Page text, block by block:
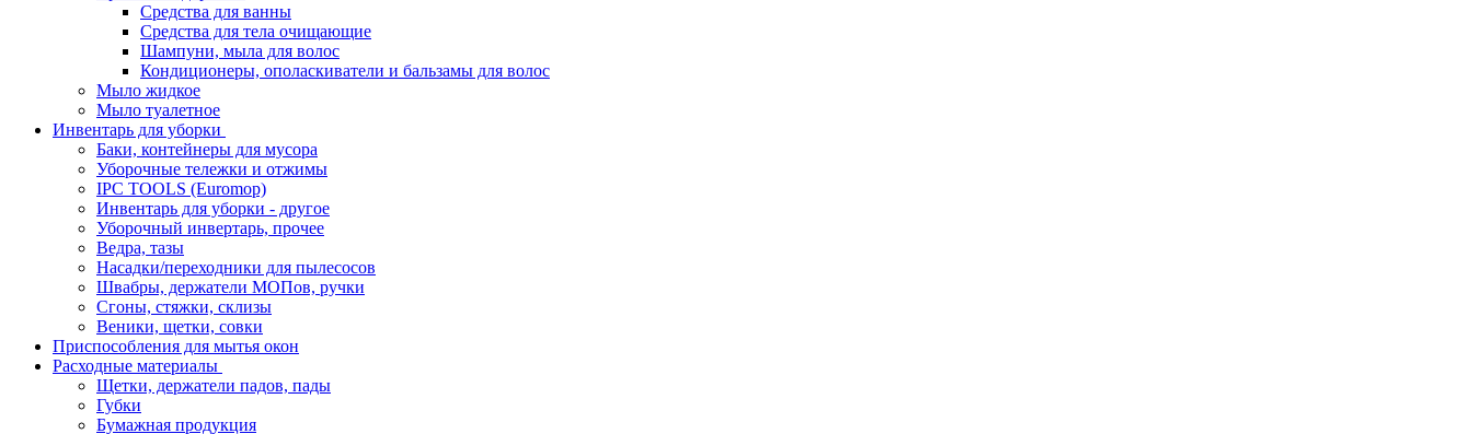
Средства для ванны
Средства для тела очищающие
Шампуни, мыла для волос
Кондиционеры, ополаскиватели и бальзамы для волос
Мыло жидкое
Мыло туалетное
Инвентарь для уборки
Баки, контейнеры для мусора
Уборочные тележки и отжимы
IPC TOOLS (Euromop)
Инвентарь для уборки - другое
Уборочный инвертарь, прочее
Ведра, тазы
Насадки/переходники для пылесосов
Швабры, держатели МОПов, ручки
Сгоны, стяжки, склизы
Веники, щетки, совки
Приспособления для мытья окон
Расходные материалы
Щетки, держатели падов, пады
Губки
Бумажная продукция